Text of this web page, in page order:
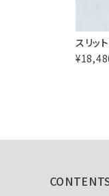
スリッ
¥